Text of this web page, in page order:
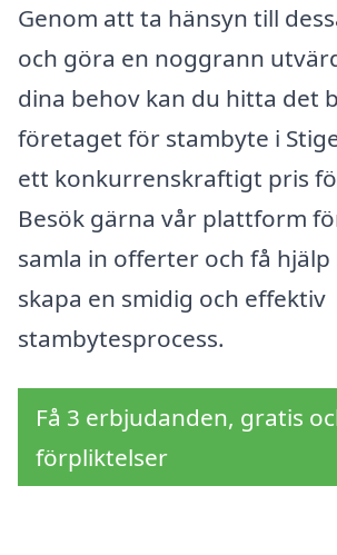
Genom att ta hänsyn till
och göra en noggrann
dina behov kan du hitta det
företaget för stambyte i
ett konkurrenskraftigt pris
Besök gärna vår plattform
samla in offerter och få
skapa en smidig och effektiv
stambytesprocess.
Få 3 erbjudanden, gratis
förpliktelser